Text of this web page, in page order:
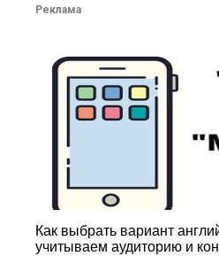
Реклама
Как выбрать вариант
учитываем аудиторию и